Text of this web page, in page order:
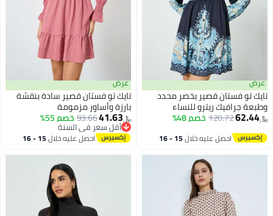
عرض
تايك تو فستان قصير بخصر محدد
وطبعة جرافيك ريترو للنساء
﷼‏62.44
120.72خصم 48%
احصل عليه خلال 15 - 16
عرض
تايك تو فستان قصير سادة بنقشة
بارزة وأساور مزمومة
﷼‏41.63
93.66خصم 55%
أقل سعر في السنة
أقل سعر في السنة
احصل عليه خلال 15 - 16